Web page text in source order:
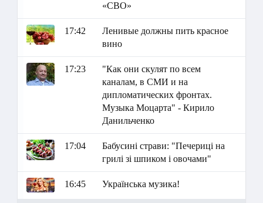
«СВО»
17:42
Ленивые должны пить красное
вино
17:23
"Как они скулят по всем
каналам, в СМИ и на
дипломатических фронтах.
Музыка Моцарта" - Кирило
Данильченко
17:04
Бабусині страви: "Печериці на
грилі зі шпиком і овочами"
16:45 Українська музика!